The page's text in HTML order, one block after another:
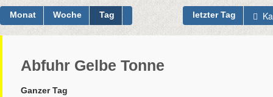
Monat Woche Tag letzter Tag
Abfuhr Gelbe Tonne
Ganzer Tag